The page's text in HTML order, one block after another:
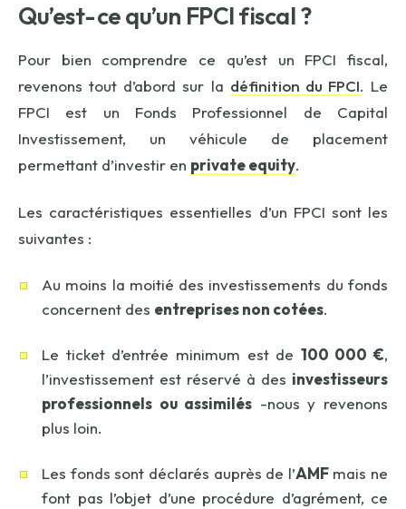
Qu’est-ce qu’un FPCI fiscal ?
Pour bien comprendre ce qu’est un FPCI fiscal,
revenons tout d’abord sur la définition du FPCI. Le
FPCI est un Fonds Professionnel de Capital
Investissement, un véhicule de placement
permettant d’investir en private equity.
Les caractéristiques essentielles d’un FPCI sont les
suivantes :
Au moins la moitié des investissements du fonds
concernent des entreprises non cotées.
Le ticket d’entrée minimum est de 100 000 €,
l’investissement est réservé à des investisseurs
professionnels ou assimilés -nous y revenons
plus loin.
Les fonds sont déclarés auprès de l’AMFmais ne
font pas l’objet d’une procédure d’agrément, ce